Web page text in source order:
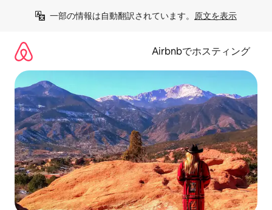
一部の情報は自動翻訳されています。 原文を表示
Airbnbでホスティング